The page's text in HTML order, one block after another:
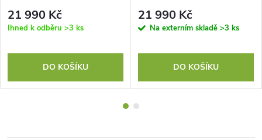
21 990 Kč
Ihned k odběru >3 ks
DO KOŠÍKU
21 990 Kč
Na externím skladě >3 ks
DO KOŠÍKU